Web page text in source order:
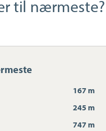
til nærmeste?
167 m
245 m
747 m